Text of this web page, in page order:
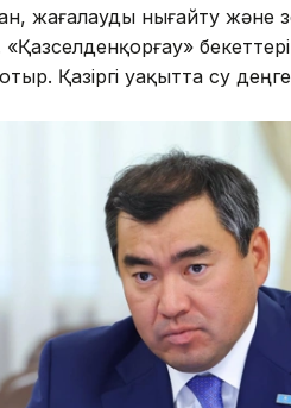
жағалауды нығайту және
«Қазселденқорғау»
Қазіргі уақытта су